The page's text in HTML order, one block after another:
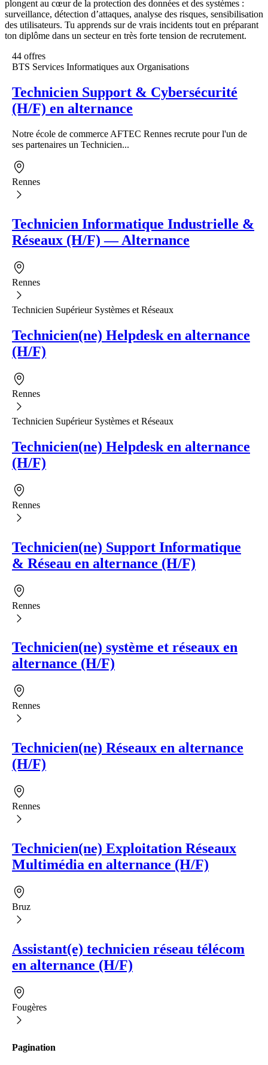
plongent au cœur de la protection des données et des systèmes :
surveillance, détection d’attaques, analyse des risques, sensibilisation
des utilisateurs. Tu apprends sur de vrais incidents tout en préparant
ton diplôme dans un secteur en très forte tension de recrutement.
44 offres
BTS Services Informatiques aux Organisations
Technicien Support & Cybersécurité
(H/F) en alternance
Notre école de commerce AFTEC Rennes recrute pour l'un de
ses partenaires un Technicien...
Rennes
Technicien Informatique Industrielle &
Réseaux (H/F) — Alternance
Rennes
Technicien Supérieur Systèmes et Réseaux
Technicien(ne) Helpdesk en alternance
(H/F)
Rennes
Technicien Supérieur Systèmes et Réseaux
Technicien(ne) Helpdesk en alternance
(H/F)
Rennes
Technicien(ne) Support Informatique
& Réseau en alternance (H/F)
Rennes
Technicien(ne) système et réseaux en
alternance (H/F)
Rennes
Technicien(ne) Réseaux en alternance
(H/F)
Rennes
Technicien(ne) Exploitation Réseaux
Multimédia en alternance (H/F)
Bruz
Assistant(e) technicien réseau télécom
en alternance (H/F)
Fougères
Pagination